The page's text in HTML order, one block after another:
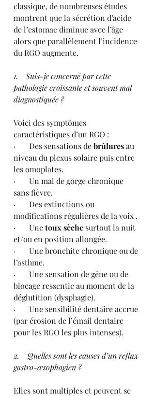
classique, de nombreuses études
montrent que la sécrétion d’acide
de l’estomac diminue avec l’âge
alors que parallèlement l’incidence
du RGO augmente.
1.    Suis-je concerné par cette
pathologie croissante et souvent mal
diagnostiquée ?
Voici des symptômes
caractéristiques d’un RGO :
·       Des sensations de brûlures au
niveau du plexus solaire puis entre
les omoplates.
·       Un mal de gorge chronique
sans fièvre.
·       Des extinctions ou
modifications régulières de la voix .
·       Une toux sèche surtout la nuit
et/ou en position allongée.
·       Une bronchite chronique ou de
l’asthme.
·       Une sensation de gêne ou de
blocage ressentie au moment de la
déglutition (dysphagie).
·       Une sensibilité dentaire accrue
(par érosion de l’émail dentaire
pour les RGO les plus intenses).
2.    Quelles sont les causes d’un reflux
gastro-œsophagien ?
Elles sont multiples et peuvent se